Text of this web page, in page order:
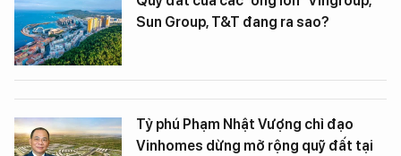
Sun Group, T&T đang ra sao?
Tỷ phú Phạm Nhật Vượng chỉ đạo
Vinhomes dừng mở rộng quỹ đất tại